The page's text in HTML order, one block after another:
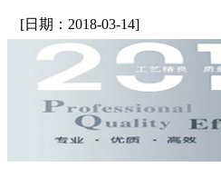
[日期：2018-03-14]